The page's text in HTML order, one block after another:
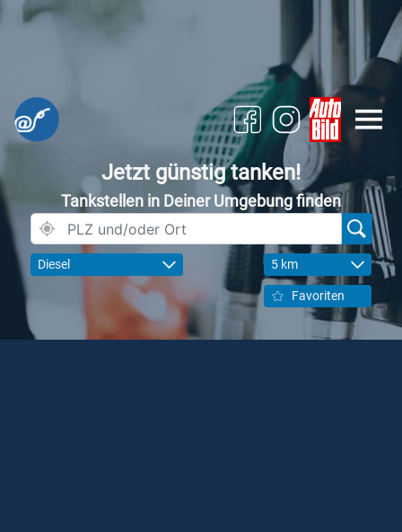
Jetzt günstig tanken!
Tankstellen in Deiner Umgebung finden
Diesel 5 km
Favoriten